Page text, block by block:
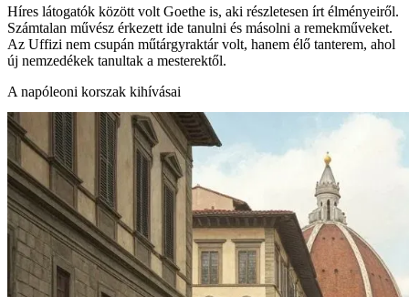
Híres látogatók között volt Goethe is, aki részletesen írt élményeiről.
Számtalan művész érkezett ide tanulni és másolni a remekműveket.
Az Uffizi nem csupán műtárgyraktár volt, hanem élő tanterem, ahol
új nemzedékek tanultak a mesterektől.
A napóleoni korszak kihívásai